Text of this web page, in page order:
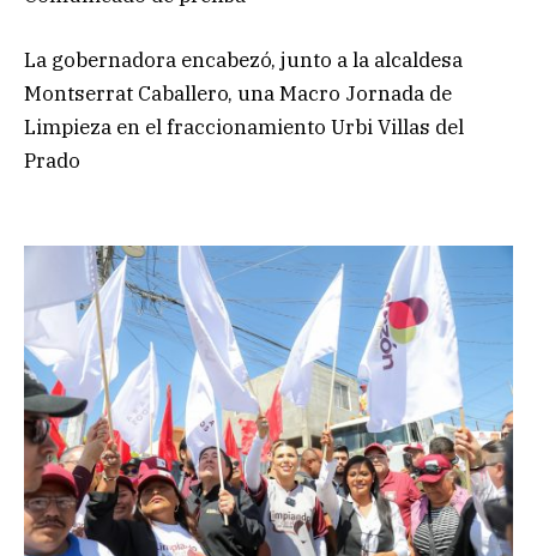
La gobernadora encabezó, junto a la alcaldesa
Montserrat Caballero, una Macro Jornada de
Limpieza en el fraccionamiento Urbi Villas del
Prado